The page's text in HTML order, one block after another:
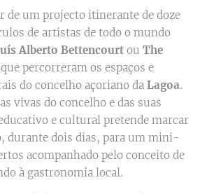
de um projecto itinerante de doze
de artistas de todo o mundo
Alberto Bettencourt ou The
percorreram os espaços e
do concelho açoriano da Lagoa.
vivas do concelho e das suas
e cultural pretende marcar
durante dois dias, para um mini-
acompanhado pelo conceito de
à gastronomia local.